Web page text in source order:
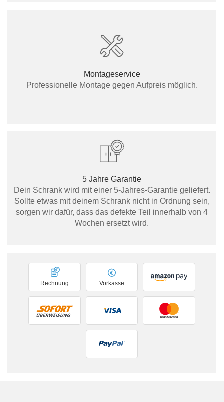
Montageservice
Professionelle Montage gegen Aufpreis möglich.
5 Jahre Garantie
Dein Schrank wird mit einer 5-Jahres-Garantie geliefert.
Sollte etwas mit deinem Schrank nicht in Ordnung sein,
sorgen wir dafür, dass das defekte Teil innerhalb von 4
Wochen ersetzt wird.
Vorkasse
Rechnung